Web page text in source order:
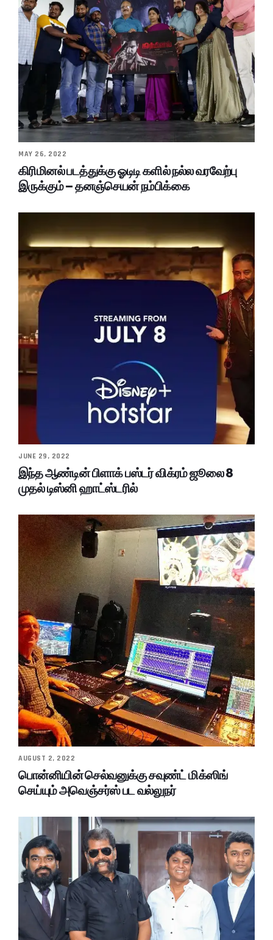
MAY 26, 2022
கிரிமினல் படத்துக்கு ஓடிடி களில் நல்ல வரவேற்பு
இருக்கும் – தனஞ்செயன் நம்பிக்கை
JUNE 29, 2022
இந்த ஆண்டின் பிளாக் பஸ்டர் விக்ரம் ஜூலை 8
முதல் டிஸ்னி ஹாட்ஸ்டரில்
AUGUST 2, 2022
பொன்னியின் செல்வனுக்கு சவுண்ட் மிக்ஸிங்
செய்யும் அவெஞ்சர்ஸ் பட வல்லுநர்